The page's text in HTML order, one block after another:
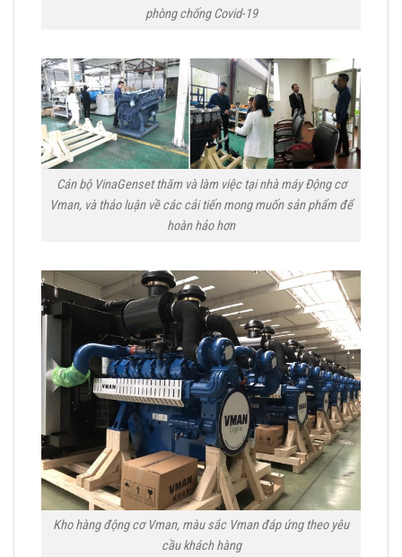
phòng chống Covid-19
Cán bộ VinaGenset thăm và làm việc tại nhà máy Động cơ
Vman, và thảo luận về các cải tiến mong muốn sản phẩm để
hoàn hảo hơn
Kho hàng động cơ Vman, màu sắc Vman đáp ứng theo yêu
cầu khách hàng